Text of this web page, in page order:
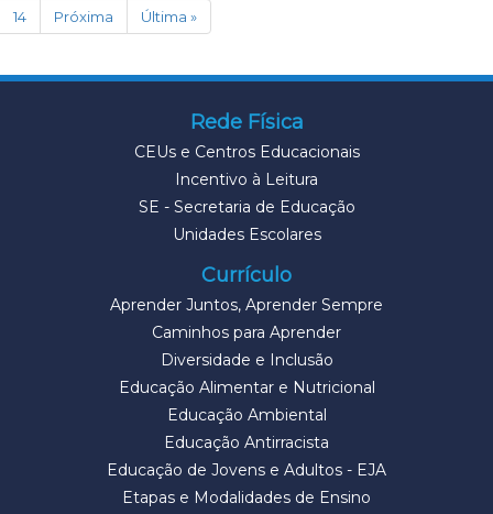
14
Próxima Última »
Rede Física
CEUs e Centros Educacionais
Incentivo à Leitura
SE - Secretaria de Educação
Unidades Escolares
Currículo
Aprender Juntos, Aprender Sempre
Caminhos para Aprender
Diversidade e Inclusão
Educação Alimentar e Nutricional
Educação Ambiental
Educação Antirracista
Educação de Jovens e Adultos - EJA
Etapas e Modalidades de Ensino